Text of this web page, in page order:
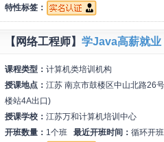
特性标签：
【网络工程师】 学Java高薪就
课程类型： 计算机类培训机构
授课地点： 江苏 南京市鼓楼区中山北路26
楼站4A出口)
授课学校： 江苏万和计算机培训中心
开班数量： 1个班 最近开班时间： 循环开班